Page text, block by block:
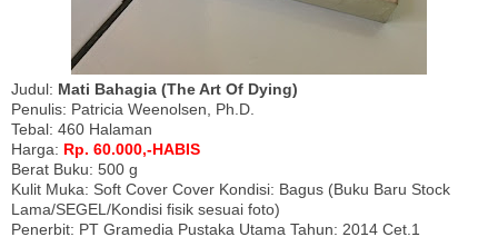
Judul: Mati Bahagia (The Art Of Dying)
Penulis: Patricia Weenolsen, Ph.D.
Tebal: 460 Halaman
Harga: Rp. 60.000,-HABIS
Berat Buku: 500 g
Kulit Muka: Soft Cover Cover Kondisi: Bagus (Buku Baru Stock
Lama/SEGEL/Kondisi fisik sesuai foto)
Penerbit: PT Gramedia Pustaka Utama Tahun: 2014 Cet.1